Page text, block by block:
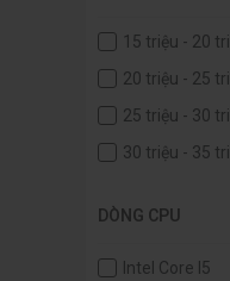
15 triệu - 20
20 triệu - 25
25 triệu - 30
30 triệu - 35
DÒNG CPU
Intel Core I5